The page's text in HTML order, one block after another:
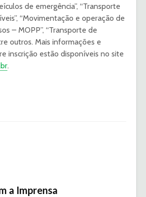
de emergência”, “Transporte
“Movimentação e operação de
– MOPP”, “Transporte de
outros. Mais informações e
inscrição estão disponíveis no site
.
a Imprensa